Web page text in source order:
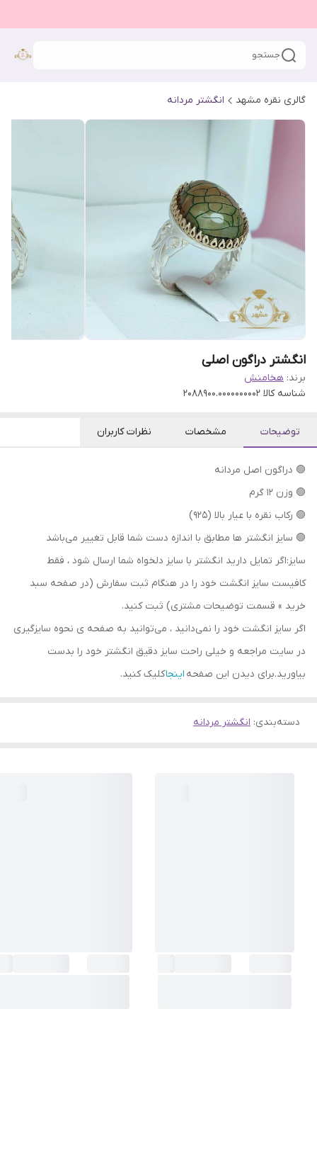
جستجو
گالری نقره مشهد انگشتر مردانه
انگشتر دراگون اصلی
برند: هخامنش
شناسه کالا 2088900.0000000002
توضیحات مشخصات نظرات کاربران
🟢 دراگون اصل مردانه
🟢 وزن ۱۲ گرم
🟢 رکاب نقره با عیار بالا (۹۲۵)
🟢 سایز انگشتر ها مطابق با اندازه دست شما قابل تغییر می‌باشد
سایز:اگر تمایل دارید انگشتر با سایز دلخواه شما ارسال شود ، فقط
کافیست سایز انگشت خود را در هنگام ثبت سفارش (در صفحه سبد
خرید » قسمت توضیحات مشتری) ثبت کنید.
اگر سایز انگشت خود را نمی‌دانید ، می‌توانید به صفحه ی نحوه سایزگیری
در سایت مراجعه و خیلی راحت سایز دقیق انگشتر خود را بدست
بیاورید.برای دیدن این صفحه اینجاکلیک کنید.
دسته‌بندی: انگشتر مردانه